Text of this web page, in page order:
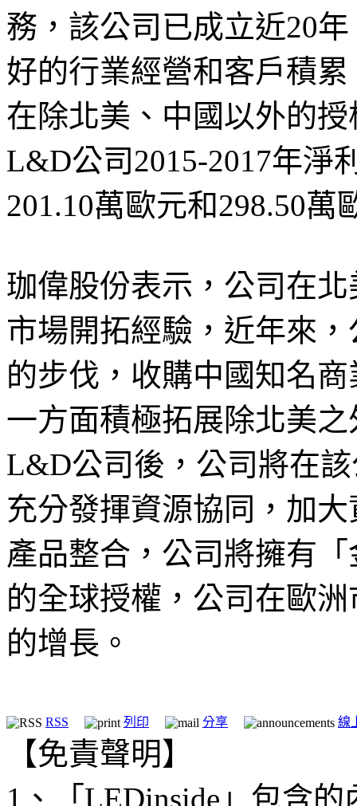
務，該公司已成立近20
好的行業經營和客戶積
在除北美、中國以外的
L&D公司2015-2017年淨
201.10萬歐元和298.50萬
珈偉股份表示，公司在
市場開拓經驗，近年來
的步伐，收購中國知名
一方面積極拓展除北美
L&D公司後，公司將在
充分發揮資源協同，加
產品整合，公司將擁有
的全球授權，公司在歐
的增長。
RSS 列印 分享 線
【免責聲明】
1、「LEDinside」包含